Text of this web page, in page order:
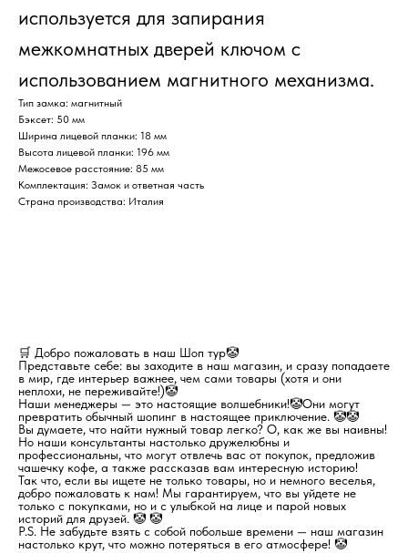
используется для запирания
межкомнатных дверей ключом с
использованием магнитного механизма.
Тип замка: магнитный
Бэксет: 50 мм
Ширина лицевой планки: 18 мм
Высота лицевой планки: 196 мм
Межосевое расстояние: 85 мм
Комплектация: Замок и ответная часть
Страна производства: Италия
🛒 Добро пожаловать в наш Шоп тур🤡
Представьте себе: вы заходите в наш магазин, и сразу попадаете
в мир, где интерьер важнее, чем сами товары (хотя и они
неплохи, не переживайте!)🤡
Наши менеджеры — это настоящие волшебники!🤡Они могут
превратить обычный шопинг в настоящее приключение. 🤡🤡
Вы думаете, что найти нужный товар легко? О, как же вы наивны!
Но наши консультанты настолько дружелюбны и
профессиональны, что могут отвлечь вас от покупок, предложив
чашечку кофе, а также рассказав вам интересную историю!
Так что, если вы ищете не только товары, но и немного веселья,
добро пожаловать к нам! Мы гарантируем, что вы уйдете не
только с покупками, но и с улыбкой на лице и парой новых
историй для друзей. 🤡 🤡
P.S. Не забудьте взять с собой побольше времени — наш магазин
настолько крут, что можно потеряться в его атмосфере! 🤡